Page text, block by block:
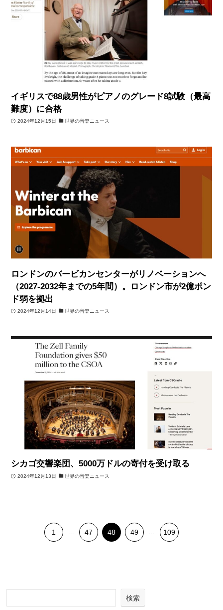
イギリスで88歳男性がピアノのグレード8試験（最高
難度）に合格
2024年12月15日 世界の音楽ニュース
ロンドンのバービカンセンターがリノベーションへ
（2027-2032年までの5年間）。ロンドン市が2億ポン
ド弱を拠出
2024年12月14日 世界の音楽ニュース
シカゴ交響楽団、5000万ドルの寄付を受け取る
2024年12月13日 世界の音楽ニュース
1 ... 47 48 49 ... 109
検索